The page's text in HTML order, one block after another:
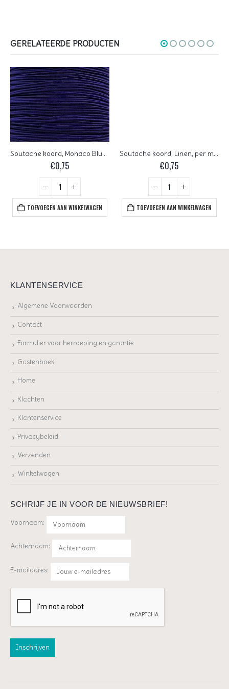
GERELATEERDE PRODUCTEN
Soutache koord, Monaco Blue, per meter
€0,75
TOEVOEGEN AAN WINKELWAGEN
Soutache koord, Linen, per meter
€0,75
TOEVOEGEN AAN WINKELWAGEN
KLANTENSERVICE
Algemene Voorwaarden
Contact
Formulier voor herroeping en garantie
Gastenboek
Home
Klachten
Klantenservice
Privacybeleid
Verzenden
Winkelwagen
SCHRIJF JE IN VOOR DE NIEUWSBRIEF!
Voornaam:
Achternaam:
E-mailadres: